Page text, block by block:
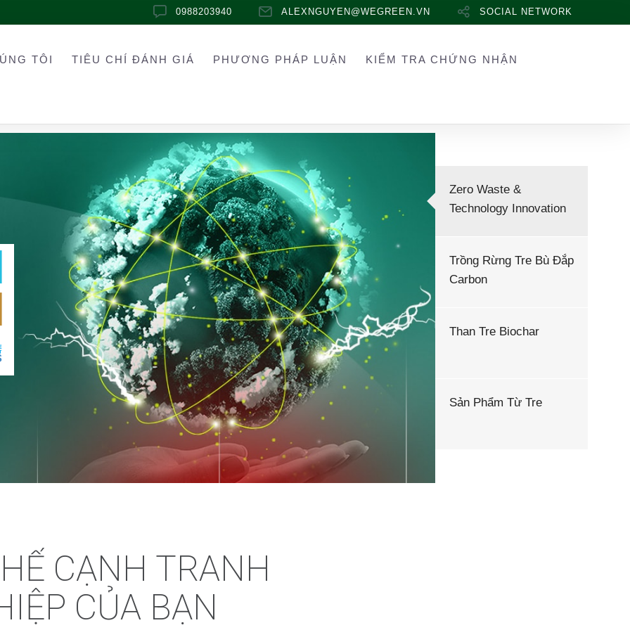
0988203940 ALEXNGUYEN@WEGREEN.VN SOCIAL NETWORK
TÔI TIÊU CHÍ ĐÁNH GIÁ PHƯƠNG PHÁP LUẬN KIỂM TRA CHỨNG NHẬN
Zero Waste &
Technology Innovation
Trồng Rừng Tre Bù Đắp
Carbon
Than Tre Biochar
Sản Phẩm Từ Tre
CẠNH TRANH
CỦA BẠN